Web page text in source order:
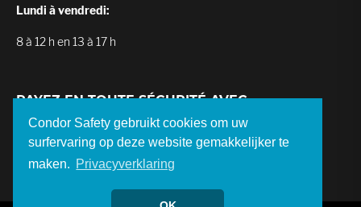
Condor Safety gebruikt cookies om uw
surfervaring op deze website gemakkelijker te
maken. Privacyverklaring
Lundi à vendredi:
8 à 12 h en 13 à 17 h
PAYEZ EN TOUTE SÉCURITÉ AVEC